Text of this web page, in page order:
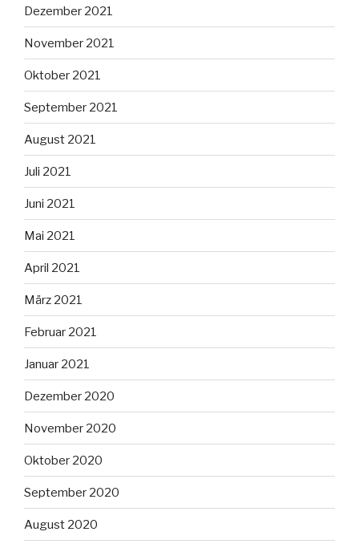
Dezember 2021
November 2021
Oktober 2021
September 2021
August 2021
Juli 2021
Juni 2021
Mai 2021
April 2021
März 2021
Februar 2021
Januar 2021
Dezember 2020
November 2020
Oktober 2020
September 2020
August 2020